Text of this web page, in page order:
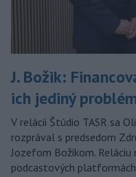
J. Božik:
ich jediný
V relácii Štúdio TASR sa
rozprával s predsedom
Jozefom Božikom. Reláciu
podcastových